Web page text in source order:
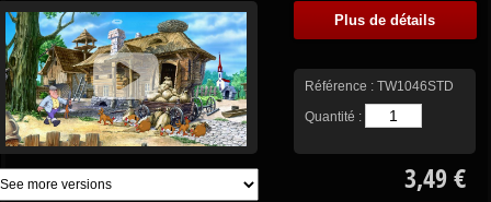
Plus de détails
Référence : TW1046STD
Quantité :
3,49 €